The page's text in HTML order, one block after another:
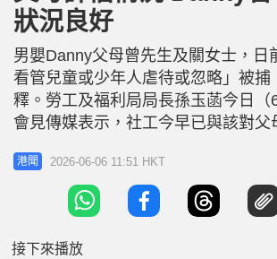
7
.
4
7
狀況良好
男嬰Danny父母曾先生及關女士，日
看管兒童或少年人虐待或忽略」被捕
釋。勞工及福利局局長孫玉菡今日（
會見傳媒表示，社工今早已與該對父
況，而男嬰目前健康狀況良好，正
顧。 男嬰在收容所健康狀況良好 孫
福利署已於6月3日向法庭申請保護令
中，法庭亦已發出命令將男嬰送往收
港聞 2026-06-06 11:51 HKT
接下來播放